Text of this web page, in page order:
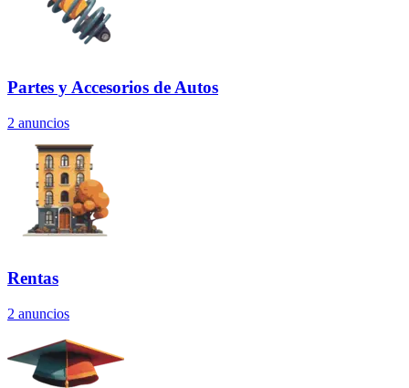
Partes y Accesorios de Autos
2 anuncios
Rentas
2 anuncios